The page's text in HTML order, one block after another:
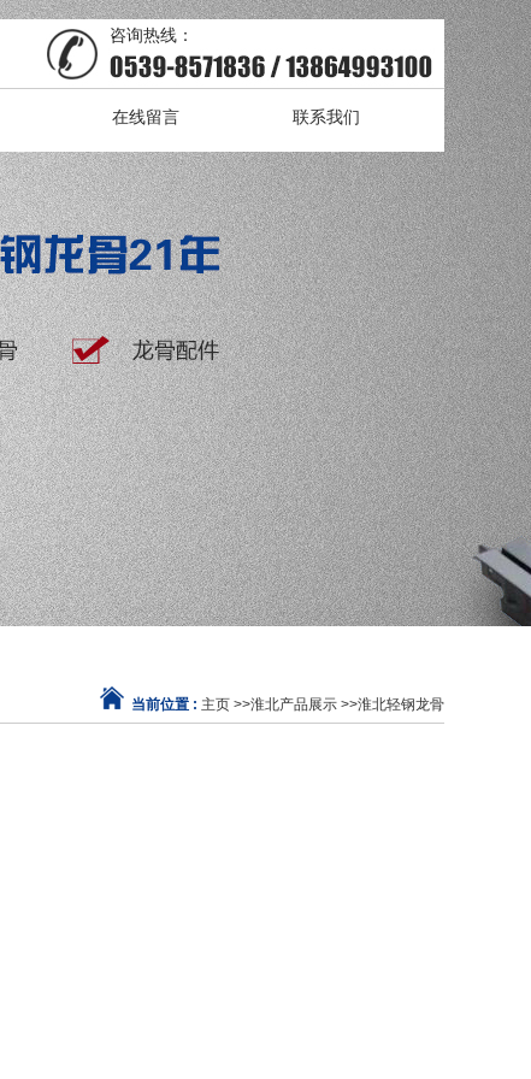
咨询热线：
在线留言 联系我们
当前位置 : 主页 >>淮北产品展示 >>淮北轻钢龙骨